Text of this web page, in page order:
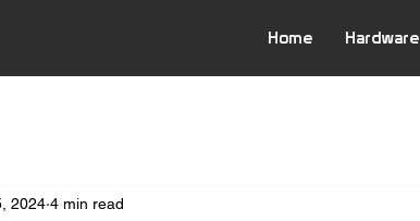
Home Hardware
2024 4 min read